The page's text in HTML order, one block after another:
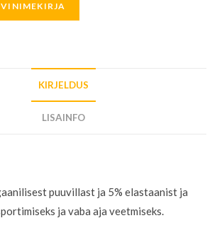
KIRJELDUS
LISAINFO
puuvillast ja 5% elastaanist ja
ja vaba aja veetmiseks.